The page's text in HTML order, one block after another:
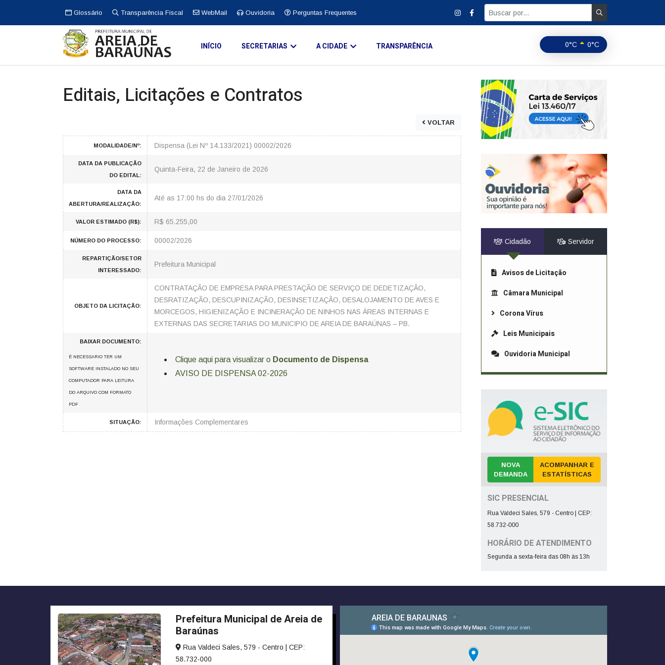
Glossário Transparência Fiscal WebMail Ouvidoria Perguntas Frequentes
0°C 0°C
INÍCIO SECRETARIAS A CIDADE TRANSPARÊNCIA
Editais, Licitações e Contratos
VOLTAR
MODALIDADE/Nº: Dispensa (Lei Nº 14.133/2021) 00002/2026
DATA DA PUBLICAÇÃO
DO EDITAL:
Quinta-Feira, 22 de Janeiro de 2026
DATA DA
ABERTURA/REALIZAÇÃO:
Até as 17:00 hs do dia 27/01/2026
VALOR ESTIMADO (R$): R$ 65.255,00
NÚMERO DO PROCESSO: 00002/2026
REPARTIÇÃO/SETOR
INTERESSADO:
Prefeitura Municipal
OBJETO DA LICITAÇÃO:
CONTRATAÇÃO DE EMPRESA PARA PRESTAÇÃO DE SERVIÇO DE DEDETIZAÇÃO,
DESRATIZAÇÃO, DESCUPINIZAÇÃO, DESINSETIZAÇÃO, DESALOJAMENTO DE AVES E
MORCEGOS, HIGIENIZAÇÃO E INCINERAÇÃO DE NINHOS NAS ÁREAS INTERNAS E
EXTERNAS DAS SECRETARIAS DO MUNICIPIO DE AREIA DE BARAÚNAS – PB.
BAIXAR DOCUMENTO:
É NECESSARIO TER UM
SOFTWARE INSTALADO NO SEU
COMPUTADOR PARA LEITURA
DO ARQUIVO COM FORMATO
PDF
Clique aqui para visualizar o Documento de Dispensa
AVISO DE DISPENSA 02-2026
SITUAÇÃO: Informações Complementares
Cidadão Servidor
Avisos de Licitação
Câmara Municipal
Corona Vírus
Leis Municipais
Ouvidoria Municipal
NOVA
DEMANDA
ACOMPANHAR E
ESTATÍSTICAS
SIC PRESENCIAL
Rua Valdeci Sales, 579 - Centro | CEP:
58.732-000
HORÁRIO DE ATENDIMENTO
Segunda a sexta-feira das 08h às 13h
Prefeitura Municipal de Areia de
Baraúnas
Rua Valdeci Sales, 579 - Centro | CEP:
58.732-000